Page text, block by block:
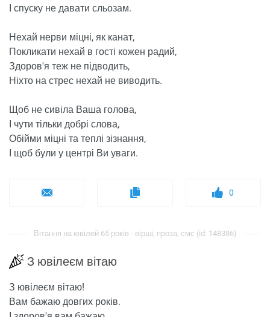
І спуску не давати сльозам.
Нехай нерви міцні, як канат,
Покликати нехай в гості кожен радий,
Здоров'я теж не підводить,
Ніхто на стрес нехай не виводить.
Щоб не сивіла Ваша голова,
І чути тільки добрі слова,
Обійми міцні та теплі зізнання,
І щоб були у центрі Ви уваги.
0
Вітання на ювілей 65 років - вірші, проза, смс (id: 148386)
З ювілеєм вітаю
З ювілеєм вітаю!
Вам бажаю довгих років.